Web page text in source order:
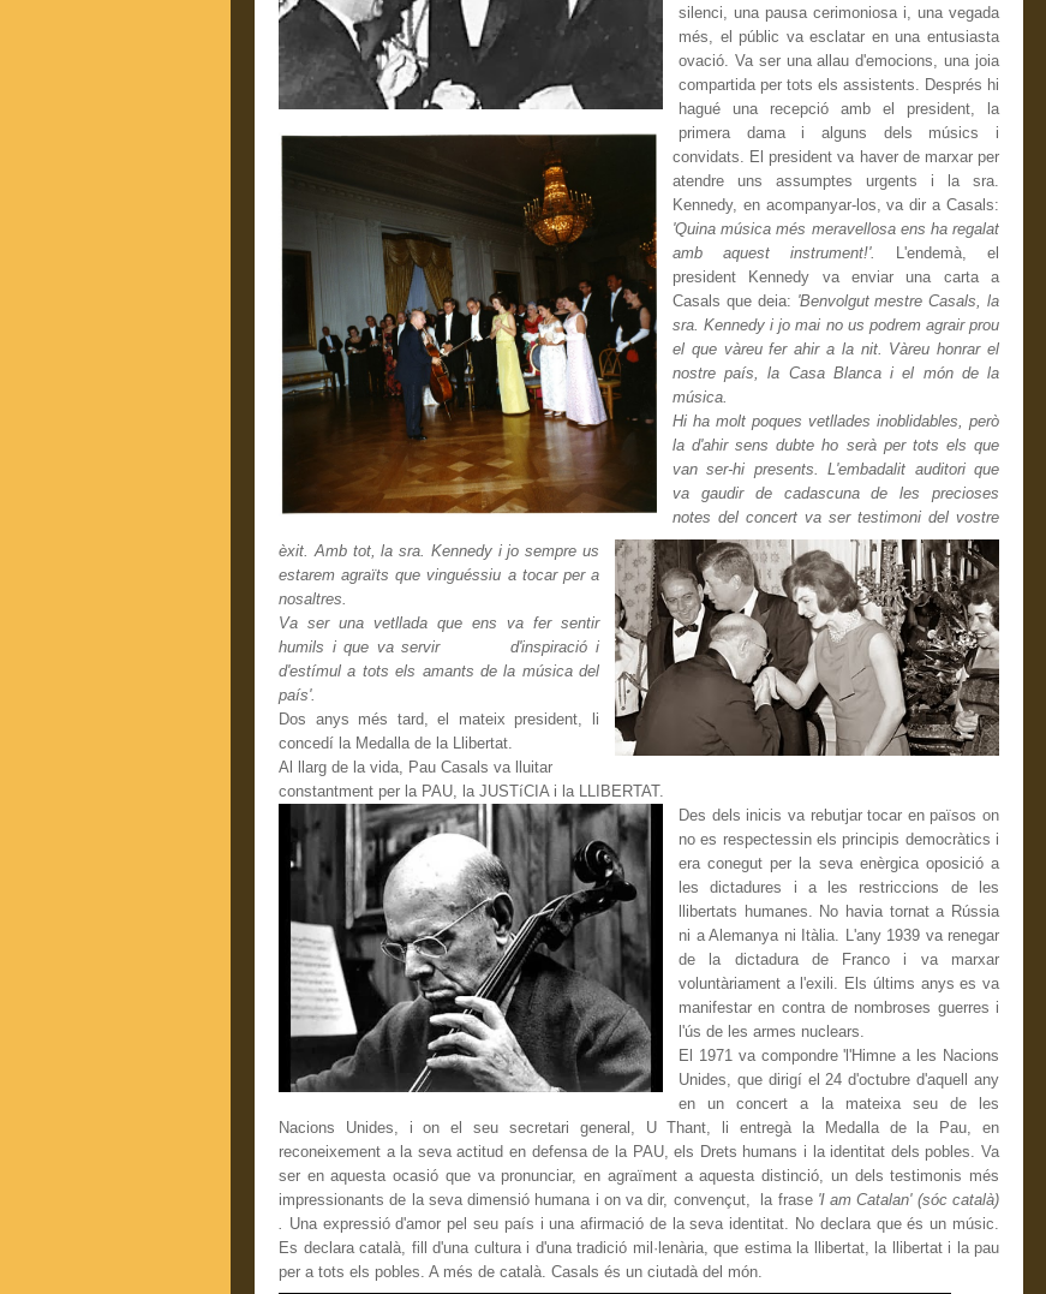
silenci, una pausa cerimoniosa i, una vegada
més, el públic va esclatar en una entusiasta
ovació. Va ser una allau d'emocions, una joia
compartida per tots els assistents. Després hi
hagué una recepció amb el president, la
primera dama i alguns dels músics i
convidats. El president va haver de marxar per
atendre uns assumptes urgents i la sra.
Kennedy, en acompanyar-los, va dir a Casals:
'Quina música més meravellosa ens ha regalat
amb aquest instrument!'.
L'endemà, el
president Kennedy va enviar una carta a
Casals que deia: 'Benvolgut mestre Casals, la
sra. Kennedy i jo mai no us podrem agrair prou
el que vàreu fer ahir a la nit. Vàreu honrar el
nostre país, la Casa Blanca i el món de la
música.
Hi ha molt poques vetllades inoblidables, però
la d'ahir sens dubte ho serà per tots els que
van ser-hi presents.L'embadalit auditori que
va gaudir de cadascuna de les precioses
notes del concert va ser testimoni del vostre
èxit. Amb tot, la sra. Kennedy i jo sempre us
estarem agraïts que vinguéssiu a tocar per a
nosaltres.
Va ser una vetllada que ens va fer sentir
humils i que va servir d'inspiració i
d'estímul a tots els amants de la música del
país'.
Dos anys més tard, el mateix president, li
concedí la Medalla de la Llibertat.
Al llarg de la vida, Pau Casals va lluitar
constantment per la PAU, la JUSTíCIA i la LLIBERTAT.
Des dels inicis va rebutjar tocar en països on
no es respectessin els principis democràtics i
era conegut per la seva enèrgica oposició a
les dictadures i a les restriccions de les
llibertats humanes. No havia tornat a Rússia
ni a Alemanya ni Itàlia. L'any 1939 va renegar
de la dictadura de Franco i va marxar
voluntàriament a l'exili. Els últims anys es va
manifestar en contra de nombroses guerres i
l'ús de les armes nuclears.
El 1971 va compondre 'l'Himne a les Nacions
Unides, que dirigí el 24 d'octubre d'aquell any
en un concert a la mateixa seu de les
Nacions Unides, i on el seu secretari general, U Thant, li entregà la Medalla de la Pau, en
reconeixement a la seva actitud en defensa de la PAU, els Drets humans i la identitat dels pobles. Va
ser en aquesta ocasió que va pronunciar, en agraïment a aquesta distinció, un dels testimonis més
impressionants de la seva dimensió humana i on va dir, convençut, la frase 'I am Catalan' (sóc català)
. Una expressió d'amor pel seu país i una afirmació de la seva identitat. No declara que és un músic.
Es declara català, fill d'una cultura i d'una tradició mil·lenària, que estima la llibertat, la llibertat i la pau
per a tots els pobles. A més de català. Casals és un ciutadà del món.